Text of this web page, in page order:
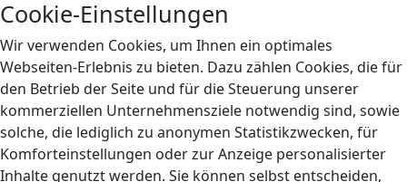
Cookie-Einstellungen
Wir verwenden Cookies, um Ihnen ein optimales
Webseiten-Erlebnis zu bieten. Dazu zählen Cookies, die für
den Betrieb der Seite und für die Steuerung unserer
kommerziellen Unternehmensziele notwendig sind, sowie
solche, die lediglich zu anonymen Statistikzwecken, für
Komforteinstellungen oder zur Anzeige personalisierter
Inhalte genutzt werden. Sie können selbst entscheiden,